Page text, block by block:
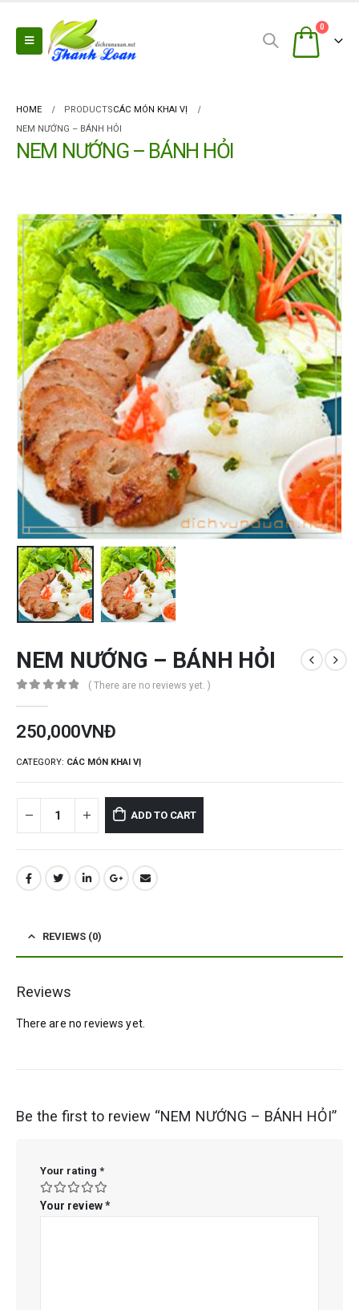
0
HOME PRODUCTSCÁC MÓN KHAI VỊ
NEM NƯỚNG – BÁNH HỎI
NEM NƯỚNG – BÁNH HỎI
NEM NƯỚNG – BÁNH HỎI
( There are no reviews yet. )
250,000VNĐ
CATEGORY: CÁC MÓN KHAI VỊ
ADD TO CART
REVIEWS (0)
Reviews
There are no reviews yet.
Be the first to review “NEM NƯỚNG – BÁNH HỎI”
Your rating *
Your review*